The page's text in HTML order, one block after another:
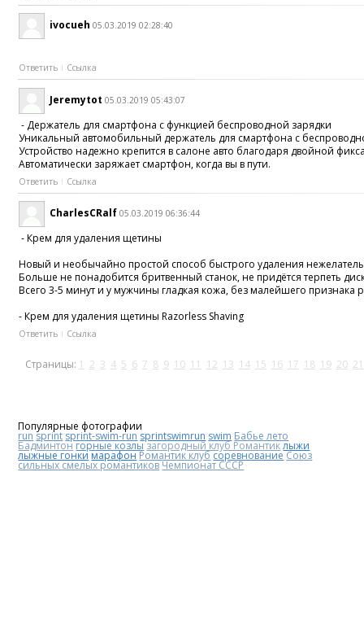
ivocueh 05.03.2019 02:28:40
Ответить Ссылка
Jeremytot 05.03.2019 05:43:07
- Держатель для смартфона с функцией беспроводной зарядки
Уникальный автомобильный держатель для смартфона с
Устройство надежно крепится в салоне авто благодаря двойной
Автоматически заряжает смартфон, когда вы в пути.
Ответить Ссылка
CharlesCRalf 05.03.2019 06:36:44
- Крем для удаления щетины
Новый и необычайно простой способ быстрого удаления
Больше не понадобится бритвенный станок, не придётся терпеть
Всего 3-5 минут и у мужчины гладкая кожа, без малейшего признака
- Крем для удаления щетины Razorless Shaving
Ответить Ссылка
Страницы: 1 2 3 4 5 6 7 8 9 10 11 12 13 14 15 16 17 18 19 20 21
Популярные фотографии
run sprint sprint-swim-run sprintswimrun swim Бабье лето
Бадминтонгорные козлы загородный клуб Романтиклыжи
лыжные гонки марафонРомантик клубсоревнованиеСоюз
сильных смелых романтиковЧемпионат СССР